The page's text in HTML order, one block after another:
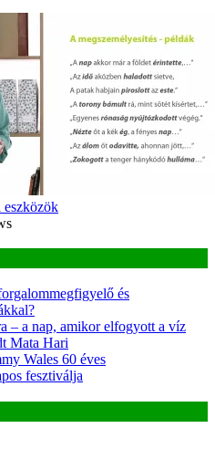
és
– a nap, amikor elfogyott a víz
Mata Hari
Wales 60 éves
fesztiválja